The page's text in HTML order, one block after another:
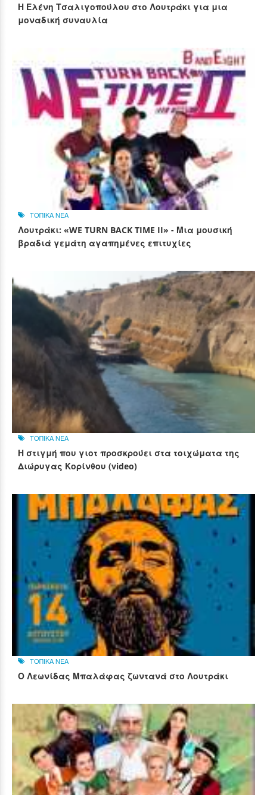
Η Ελένη Τσαλιγοπούλου στο Λουτράκι για μια
μοναδική συναυλία
ΤΟΠΙΚΑ ΝΕΑ
Λουτράκι: «WE TURN BACK TIME II» - Μια μουσική
βραδιά γεμάτη αγαπημένες επιτυχίες
ΤΟΠΙΚΑ ΝΕΑ
Η στιγμή που γιοτ προσκρούει στα τοιχώματα της
Διώρυγας Κορίνθου (video)
ΤΟΠΙΚΑ ΝΕΑ
Ο Λεωνίδας Μπαλάφας ζωντανά στο Λουτράκι